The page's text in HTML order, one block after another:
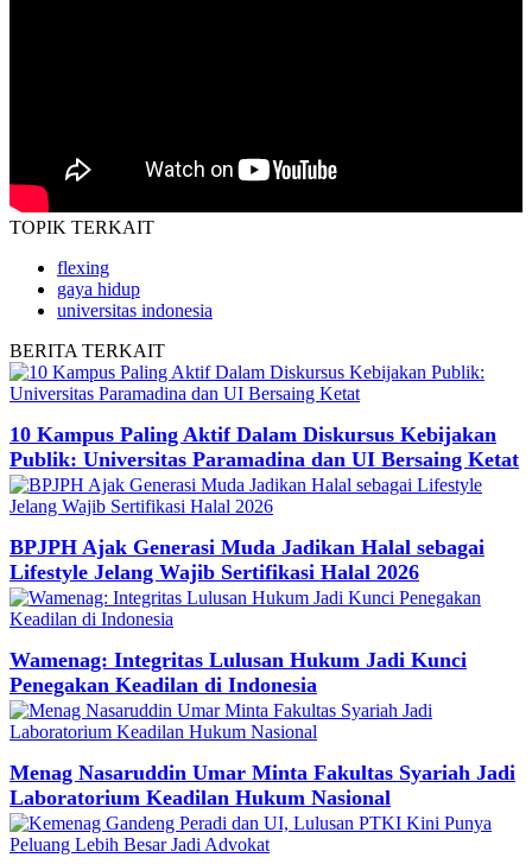
TOPIK TERKAIT
flexing
gaya hidup
universitas indonesia
BERITA TERKAIT
10 Kampus Paling Aktif Dalam Diskursus Kebijakan
Publik: Universitas Paramadina dan UI Bersaing Ketat
BPJPH Ajak Generasi Muda Jadikan Halal sebagai
Lifestyle Jelang Wajib Sertifikasi Halal 2026
Wamenag: Integritas Lulusan Hukum Jadi Kunci
Penegakan Keadilan di Indonesia
Menag Nasaruddin Umar Minta Fakultas Syariah Jadi
Laboratorium Keadilan Hukum Nasional